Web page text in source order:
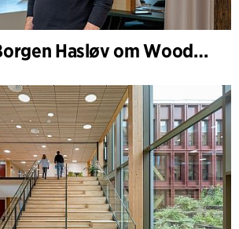
Q&A: Thue Borgen Hasløv om WoodHub